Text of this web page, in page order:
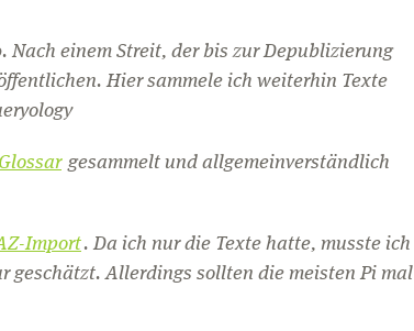
Nach einem Streit, der bis zur Depublizierung
Hier sammele ich weiterhin Texte
Glossar gesammelt und allgemeinverständlich
Import. Da ich nur die Texte hatte, musste ich
geschätzt. Allerdings sollten die meisten Pi mal